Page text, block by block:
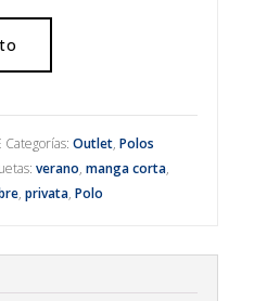
Categorías: Outlet, Polos
verano, manga corta,
, privata, Polo